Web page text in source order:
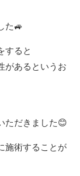
た🚙
すると
があるというお
ただきました😊
施術することが